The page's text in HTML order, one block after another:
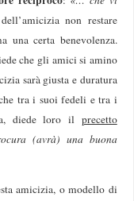
non restare
una certa benevolenza.
che gli amici si amino
sarà giusta e duratura
tra i suoi fedeli e tra i
diede loro il precetto
(avrà) una buona
amicizia, o modello di